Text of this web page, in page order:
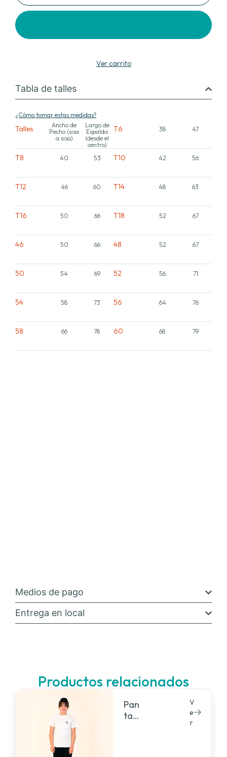
Ver carrito
Tabla de talles
¿Cómo tomar estas medidas?
Talles
Ancho de
Pecho (sisa
a sisa)
Largo de
Espalda
(desde el
centro)
T6 38 47
T8 40 53 T10 42 56
T12 46 60 T14 48 63
T16 50 66 T18 52 67
46 50 66 48 52 67
50 54 69 52 56 71
54 58 73 56 64 76
58 66 78 60 68 79
Medios de pago
Entrega en local
Productos relacionados
Pan
taló
V
e
r